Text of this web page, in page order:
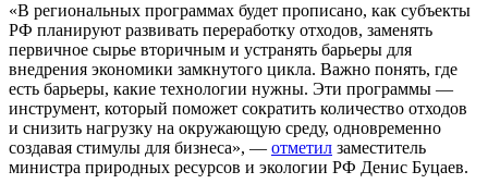
«В региональных программах будет прописано, как субъекты
РФ планируют развивать переработку отходов, заменять
первичное сырье вторичным и устранять барьеры для
внедрения экономики замкнутого цикла. Важно понять, где
есть барьеры, какие технологии нужны. Эти программы —
инструмент, который поможет сократить количество отходов
и снизить нагрузку на окружающую среду, одновременно
создавая стимулы для бизнеса», — отметил заместитель
министра природных ресурсов и экологии РФ Денис Буцаев.